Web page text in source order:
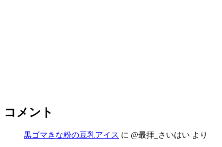
コメント
黒ゴマきな粉の豆乳アイス に @最拝_さいはい より